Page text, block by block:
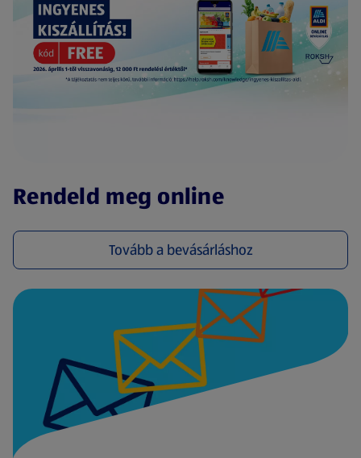
Rendeld meg online
Tovább a bevásárláshoz
(új oldalon nyílik meg)